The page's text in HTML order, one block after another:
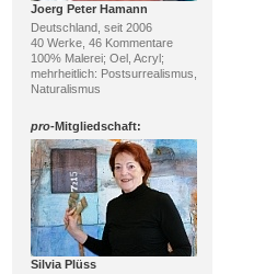
Joerg Peter Hamann
Deutschland, seit 2006
40 Werke, 46 Kommentare
100% Malerei; Oel, Acryl;
mehrheitlich: Postsurrealismus,
Naturalismus
pro-Mitgliedschaft:
Silvia Plüss